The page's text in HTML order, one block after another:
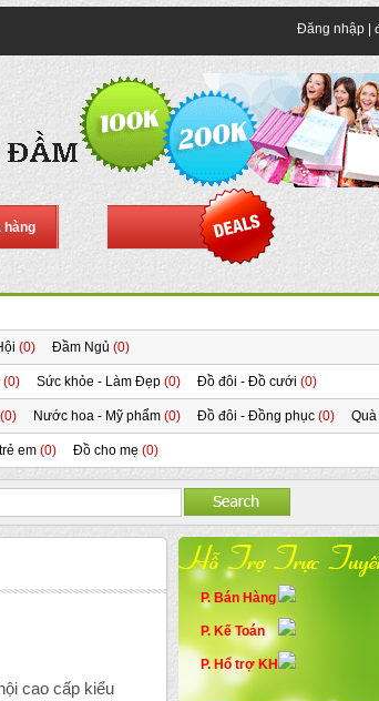
Đăng nhập
hàng
(0) Đầm Ngủ (0)
(0) Sức khỏe - Làm Đẹp (0) Đồ đôi - Đồ cưới (0)
(0) Nước hoa - Mỹ phẩm (0) Đồ đôi - Đồng phục (0) Quà
em (0) Đồ cho mẹ (0)
cao cấp kiểu
P. Bán Hàng
P. Kế Toán
P. Hổ trợ KH